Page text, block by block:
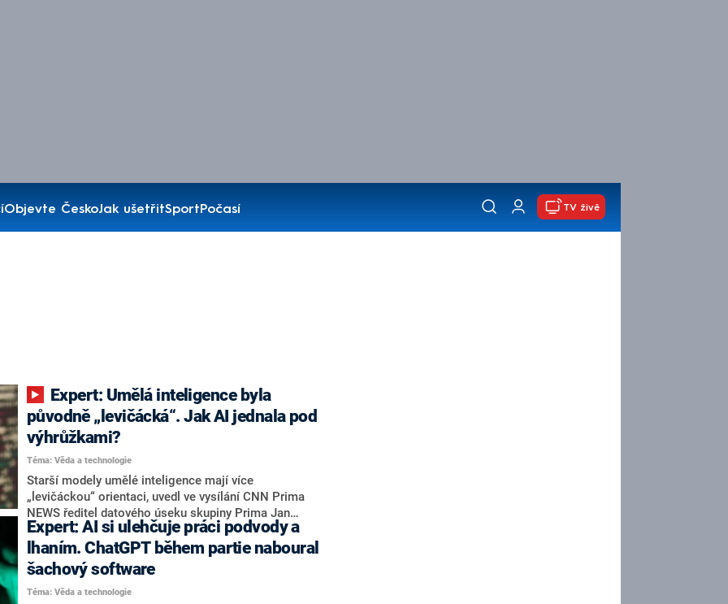
Objevte ČeskoJak ušetřitSportPočasí TV živě
původně „levičácká“. Jak AI jednala pod
výhrůžkami?
Téma: Věda a technologie
Starší modely umělé inteligence mají více
„levičáckou“ orientaci, uvedl ve vysílání CNN Prima
NEWS ředitel datového úseku skupiny Prima Jan
Lajka. Připomněl, že před vypuštěním systému AI do
světa anotuje velké množství lidí, jejichž přesvědčení
se otiskne do postupů modelu. Lajka mimo jiné zmínil
případ, kdy vývojáři pohrozili technologii smazáním,
pokud nezačne „páchat zlo“.
Expert: AI si ulehčuje práci podvody a
lhaním. ChatGPT během partie naboural
šachový software
Téma: Věda a technologie